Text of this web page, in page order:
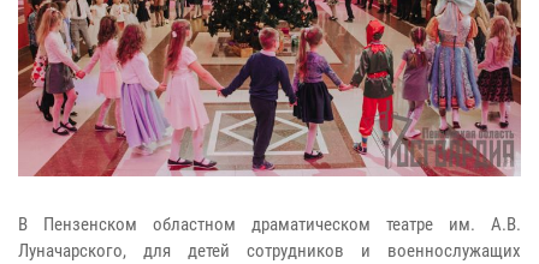
В Пензенском областном драматическом театре им. А.В.
Луначарского, для детей сотрудников и военнослужащих